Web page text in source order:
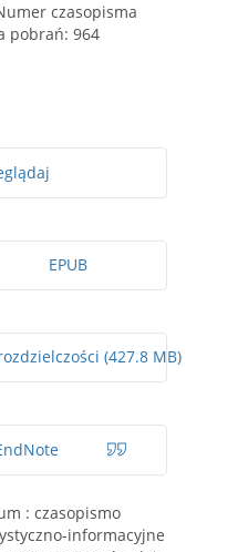
czasopisma
pobrań: 964
EPUB
Skany w pełnej rozdzielczości (427.8 MB)
: czasopismo
informacyjne